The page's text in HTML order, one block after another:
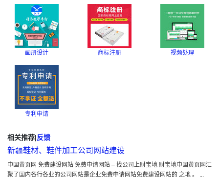
画册设计 商标注册 视频处理
专利申请
相关推荐|反馈
新疆鞋材、鞋件加工公司网站建设
中国黄页网 免费建设网站 免费申请网站 – 找公司上财宝地 财宝地中国黄页网汇
聚了国内各行各业的公司网站是企业免费申请网站免费建设网站的 之地 。 ...